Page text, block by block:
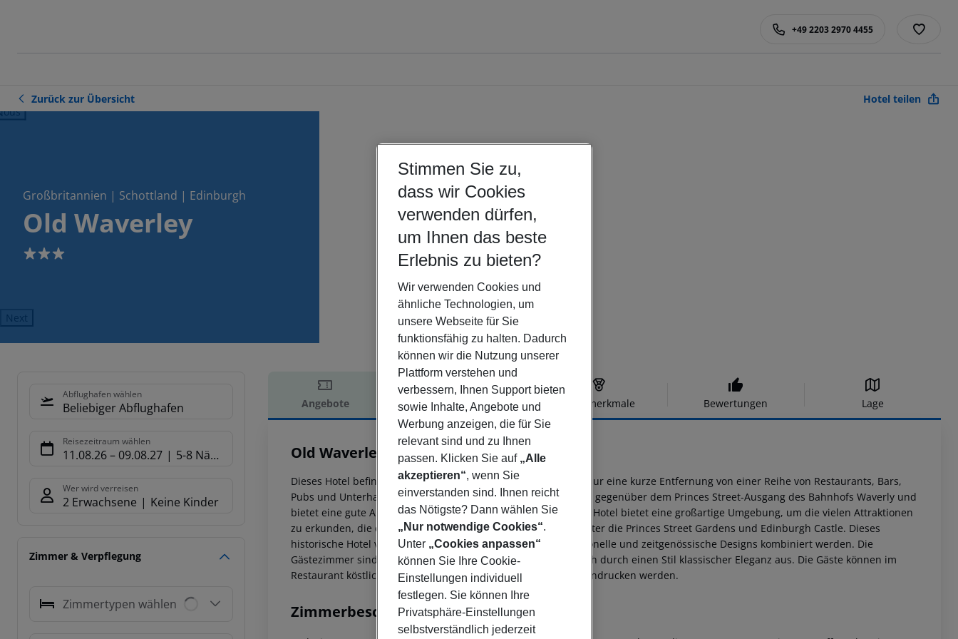
+49 2203 2970 4455
Zurück zur Übersicht Hotel teilen
Großbritannien | Schottland | Edinburgh
Old Waverley
3
Next
Abflughafen wählen
Beliebiger Abflughafen
Reisezeitraum wählen
11.08.26– 09.08.27 5-8 Nächte
Wer wird verreisen
2 Erwachsene Keine Kinder
Zimmer & Verpflegung
Zimmertypen wählen
Angebote Hotelbeschreibung Hotelmerkmale Bewertungen Lage
Hotelbeschreibung
Old Waverley
Dieses Hotel befindet sich in der Princes Street in Edinburgh, nur eine kurze Entfernung von einer Reihe von Restaurants, Bars,
Pubs und Unterhaltungsmöglichkeiten entfernt. Das Hotel liegt gegenüber dem Princes Street-Ausgang des Bahnhofs Waverly und
bietet eine gute Anbindung an andere Bereiche der Stadt. Das Hotel bietet eine großartige Umgebung, um die vielen Attraktionen
zu erkunden, die diese wunderbare Stadt zu bieten hat, darunter die Princes Street Gardens und Edinburgh Castle. Dieses
historische Hotel verführt Besucher in eine Welt, in der traditionelle und zeitgenössische Designs kombiniert werden. Die
Gästezimmer sind wunderschön eingerichtet und zeichnen sich durch einen Stil klassischer Eleganz aus. Die Gäste können im
Restaurant köstliche Speisen genießen, die mit Sicherheit beeindrucken werden.
Zimmerbeschreibung
Stimmen Sie zu,
dass wir Cookies
verwenden dürfen,
um Ihnen das beste
Erlebnis zu bieten?
Wir verwenden Cookies und
ähnliche Technologien, um
unsere Webseite für Sie
funktionsfähig zu halten. Dadurch
können wir die Nutzung unserer
Plattform verstehen und
verbessern, Ihnen Support bieten
sowie Inhalte, Angebote und
Werbung anzeigen, die für Sie
relevant sind und zu Ihnen
passen. Klicken Sie auf „Alle
akzeptieren“, wenn Sie
einverstanden sind. Ihnen reicht
das Nötigste? Dann wählen Sie
„Nur notwendige Cookies“.
Unter „Cookies anpassen“
können Sie Ihre Cookie-
Einstellungen individuell
festlegen. Sie können Ihre
Privatsphäre-Einstellungen
selbstverständlich jederzeit